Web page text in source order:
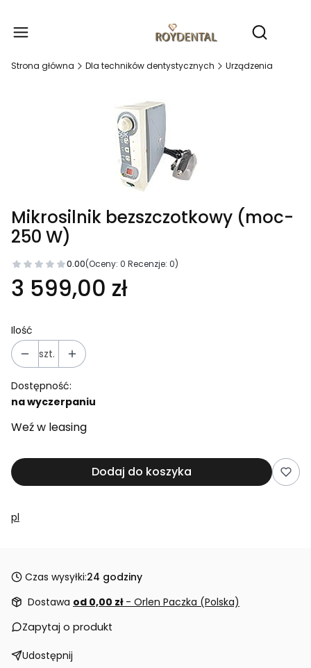
Otwórz
Strona główna Dla techników dentystycznych Urządzenia
Mikrosilnik bezszczotkowy (moc-
250 W)
0.00(Oceny: 0 Recenzje: 0)
3 599,00 zł
Ilość
szt.
Dostępność:
na wyczerpaniu
Weź w leasing
Dodaj do koszyka
pl
Czas wysyłki:24 godziny
Dostawa od 0,00 zł - Orlen Paczka (Polska)
Zapytaj o produkt
Udostępnij